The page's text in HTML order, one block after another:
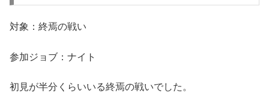
対象：終焉の戦い
参加ジョブ：ナイト
初見が半分くらいいる終焉の戦いでした。